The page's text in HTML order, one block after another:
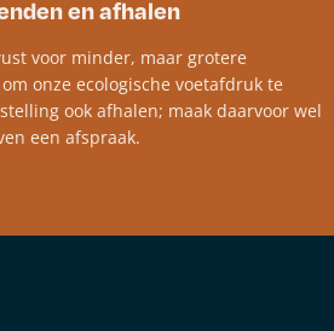
en afhalen
voor minder, maar grotere
onze ecologische voetafdruk te
ook afhalen; maak daarvoor wel
een afspraak.